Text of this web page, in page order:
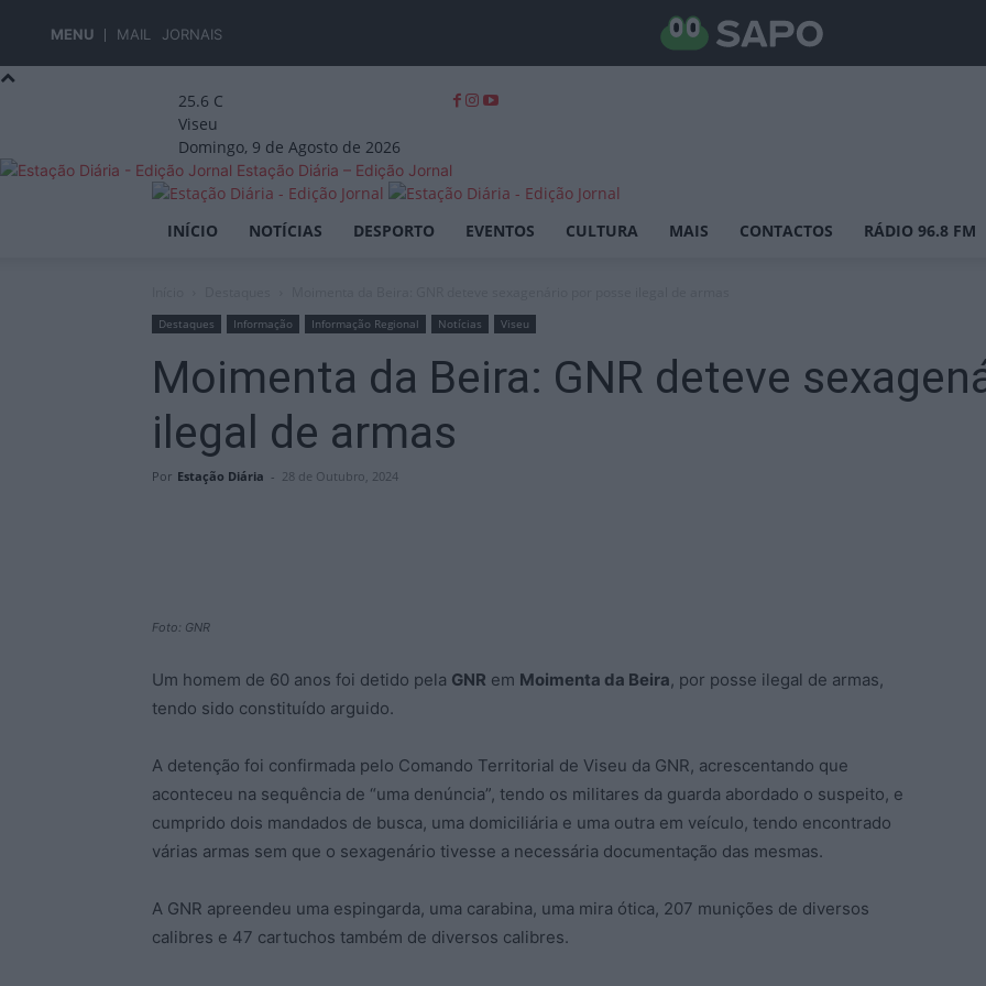
MENU MAIL JORNAIS
25.6 C
Viseu
Domingo, 9 de Agosto de 2026
Estação Diária – Edição Jornal
INÍCIO NOTÍCIAS DESPORTO EVENTOS CULTURA MAIS CONTACTOS RÁDIO 96.8 FM
Destaques Informação Informação Regional Notícias Viseu
Moimenta da Beira: GNR deteve
ilegal de armas
Por Estação Diária - 28 de Outubro, 2024
Foto: GNR
Um homem de 60 anos foi detido pela GNR em Moimenta da Beira, por posse ilegal de armas,
tendo sido constituído arguido.
A detenção foi confirmada pelo Comando Territorial de Viseu da GNR, acrescentando que
aconteceu na sequência de “uma denúncia”, tendo os militares da guarda abordado o suspeito, e
cumprido dois mandados de busca, uma domiciliária e uma outra em veículo, tendo encontrado
várias armas sem que o sexagenário tivesse a necessária documentação das mesmas.
A GNR apreendeu uma espingarda, uma carabina, uma mira ótica, 207 munições de diversos
calibres e 47 cartuchos também de diversos calibres.